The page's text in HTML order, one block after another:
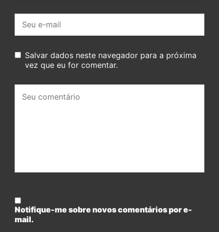
mail:
Salvar dados neste navegador para a próxima
vez que eu for comentar.
comentário:
Notifique-me sobre novos comentários por e-
mail.